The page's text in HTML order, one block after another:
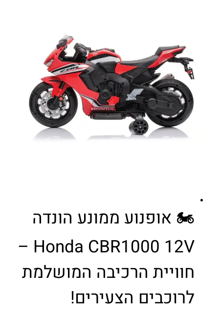
🏍️ אופנוע ממונע הונדה
Honda CBR1000 12V –
חוויית הרכיבה המושלמת
לרוכבים הצעירים!